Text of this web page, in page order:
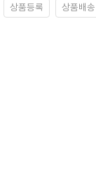
상품등록 상품배송